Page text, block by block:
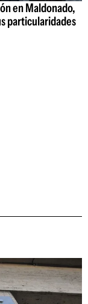
en Maldonado,
particularidades